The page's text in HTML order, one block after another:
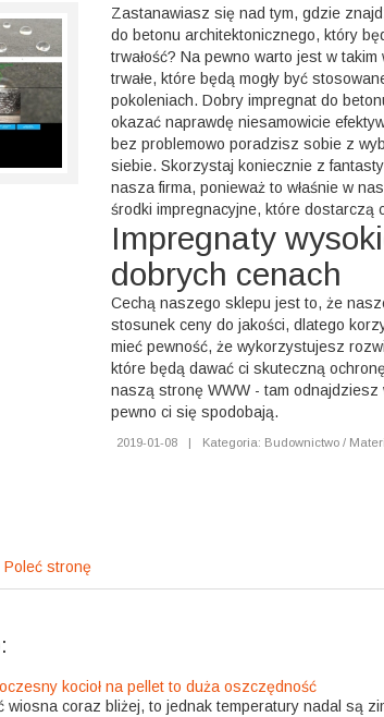
Zastanawiasz się nad tym, gdzie
do betonu architektonicznego, który
trwałość? Na pewno warto jest w
trwałe, które będą mogły być
pokoleniach. Dobry impregnat do
okazać naprawdę niesamowicie
bez problemowo poradzisz sobie z
siebie. Skorzystaj koniecznie z
nasza firma, ponieważ to właśnie w
środki impregnacyjne, które dostarczą
Impregnaty
dobrych cenach
Cechą naszego sklepu jest to, że
stosunek ceny do jakości, dlatego
mieć pewność, że wykorzystujesz
które będą dawać ci skuteczną
naszą stronę WWW - tam odnajdziesz
pewno ci się spodobają.
2019-01-08 | Kategoria: Budownictwo /
Poleć stronę
kocioł na pellet to duża oszczędność
wiosna coraz bliżej, to jednak temperatury nadal są